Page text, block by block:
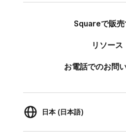
Squareで販売
リソース
お電話でのお問
日本 (日本語)